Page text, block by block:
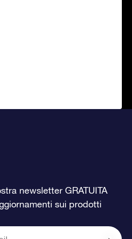
newsletter GRATUITA
sui prodotti